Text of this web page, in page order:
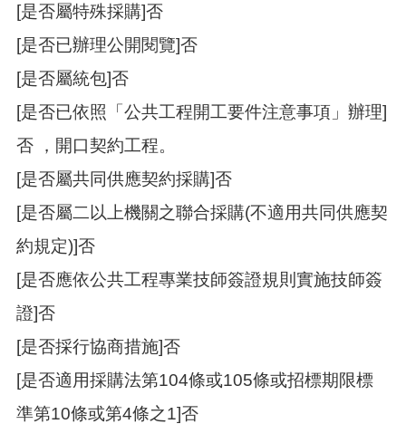
[是否屬特殊採購]否
[是否已辦理公開閱覽]否
[是否屬統包]否
[是否已依照「公共工程開工要件注意事項」辦理]
否 ，開口契約工程。
[是否屬共同供應契約採購]否
[是否屬二以上機關之聯合採購(不適用共同供應契
約規定)]否
[是否應依公共工程專業技師簽證規則實施技師簽
證]否
[是否採行協商措施]否
[是否適用採購法第104條或105條或招標期限標
準第10條或第4條之1]否